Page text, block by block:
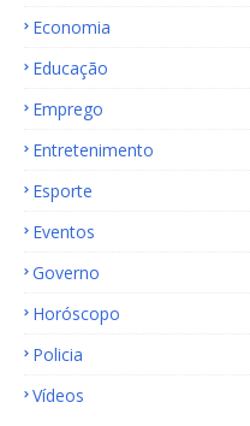
Economia
Educação
Emprego
Entretenimento
Esporte
Eventos
Governo
Horóscopo
Policia
Vídeos